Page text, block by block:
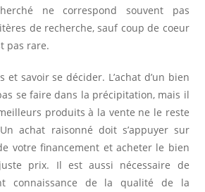
ne correspond souvent pas
de recherche, sauf coup de coeur
pas rare.
et savoir se décider. L’achat d’un bien
se faire dans la précipitation, mais il
produits à la vente ne le reste
achat raisonné doit s’appuyer sur
votre financement et acheter le bien
prix. Il est aussi nécessaire de
connaissance de la qualité de la